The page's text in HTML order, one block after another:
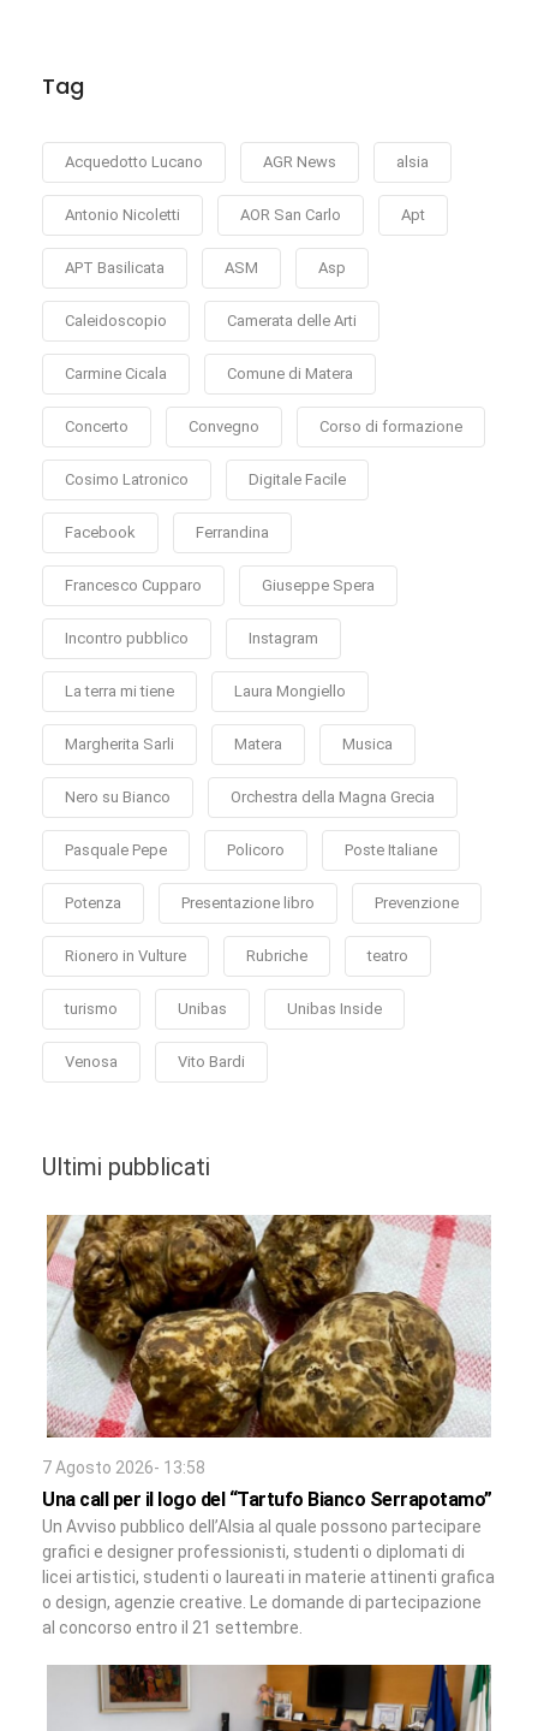
Tag
Acquedotto Lucano AGR News alsia
Antonio Nicoletti AOR San Carlo Apt
APT Basilicata ASM Asp
Caleidoscopio Camerata delle Arti
Carmine Cicala Comune di Matera
Concerto Convegno Corso di formazione
Cosimo Latronico Digitale Facile
Facebook Ferrandina
Francesco Cupparo Giuseppe Spera
Incontro pubblico Instagram
La terra mi tiene Laura Mongiello
Margherita Sarli Matera Musica
Nero su Bianco Orchestra della Magna Grecia
Pasquale Pepe Policoro Poste Italiane
Potenza Presentazione libro Prevenzione
Rionero in Vulture Rubriche teatro
turismo Unibas Unibas Inside
Venosa Vito Bardi
Ultimi pubblicati
7 Agosto 2026- 13:58
Una call per il logo del “Tartufo Bianco Serrapotamo”
Un Avviso pubblico dell’Alsia al quale possono partecipare
grafici e designer professionisti, studenti o diplomati di
licei artistici, studenti o laureati in materie attinenti grafica
o design, agenzie creative. Le domande di partecipazione
al concorso entro il 21 settembre.